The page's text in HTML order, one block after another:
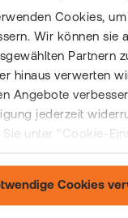
Cookies,
Wir können sie
Partnern
hinaus verwerten
Angebote
jederzeit
Sie unter "Cookie-
Cookies